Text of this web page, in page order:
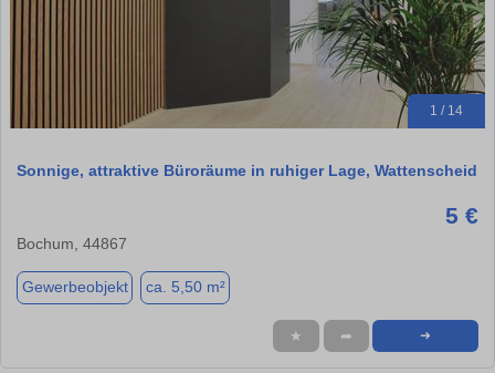
1 / 14
Sonnige, attraktive Büroräume in ruhiger Lage, Wattenscheid
5 €
Bochum, 44867
Gewerbeobjekt ca. 5,50 m²
★ ➦ ➜